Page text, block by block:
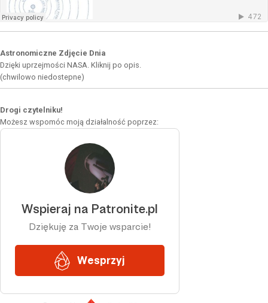
Astronomiczne Zdjęcie Dnia
Dzięki uprzejmości NASA. Kliknij po opis.
(chwilowo niedostepne)
Drogi czytelniku!
Możesz wspomóc moją działalność poprzez: